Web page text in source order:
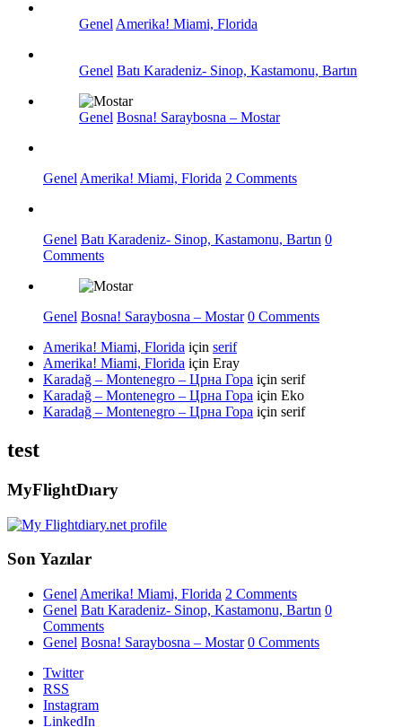
Genel Amerika! Miami, Florida
Genel Batı Karadeniz- Sinop, Kastamonu, Bartın
Genel Bosna! Saraybosna – Mostar
Genel Amerika! Miami, Florida 2 Comments
Genel Batı Karadeniz- Sinop, Kastamonu, Bartın 0
Comments
Genel Bosna! Saraybosna – Mostar 0 Comments
Amerika! Miami, Florida için serif
Amerika! Miami, Florida için Eray
Karadağ – Montenegro – Црна Гора için serif
Karadağ – Montenegro – Црна Гора için Eko
Karadağ – Montenegro – Црна Гора için serif
test
MyFlightDıary
Son Yazılar
Genel Amerika! Miami, Florida 2 Comments
Genel Batı Karadeniz- Sinop, Kastamonu, Bartın 0
Comments
Genel Bosna! Saraybosna – Mostar 0 Comments
Twitter
RSS
Instagram
LinkedIn